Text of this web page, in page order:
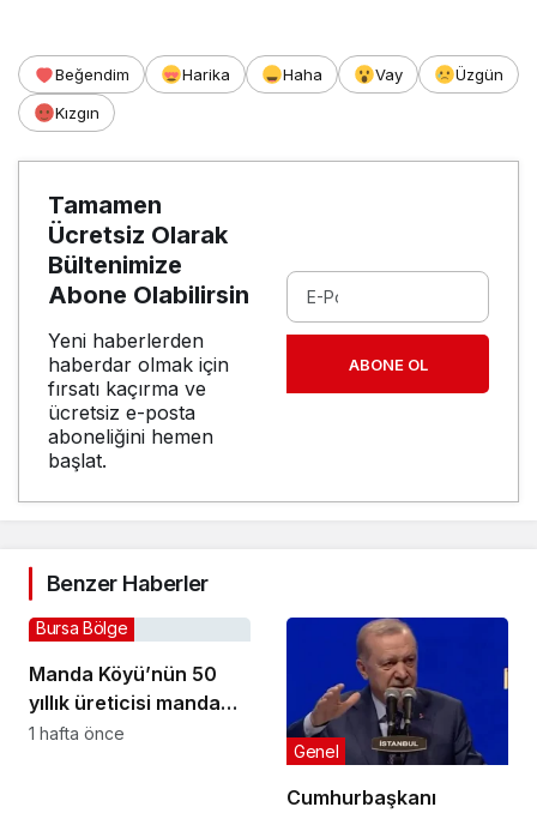
Beğendim Harika Haha Vay
Üzgün
Kızgın
Tamamen
Ücretsiz Olarak
Bültenimize
Abone Olabilirsin
Yeni haberlerden
haberdar olmak için
fırsatı kaçırma ve
ücretsiz e-posta
aboneliğini hemen
başlat.
ABONE OL
Benzer Haberler
Manda Köyü’nün 50
yıllık üreticisi manda
sucuğu ve yoğurduyla
Bursa Bölge
1 hafta önce
Cumhurbaşkanı
Genel